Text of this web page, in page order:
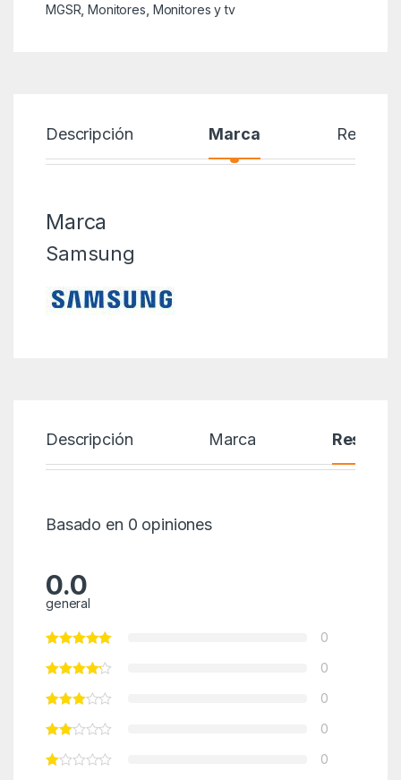
MGSR ,Monitores Monitores y tv
Descripción Marca Reseñas
Marca
Samsung
Descripción Marca Reseñas
Basado en 0 opiniones
0.0
general
0
0
0
0
0